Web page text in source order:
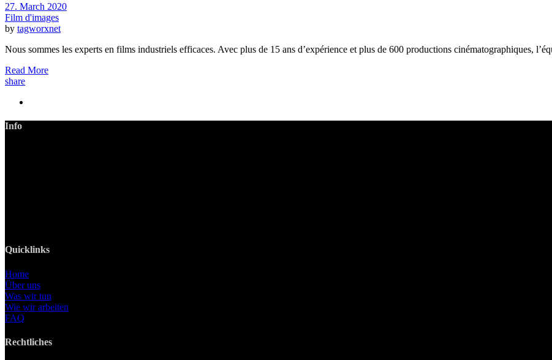
27. March 2020
Film d'images
by tagworxnet
Nous sommes les experts en films industriels efficaces. Avec plus de 15 ans d’expérience et plus de 600 productions cinématographiques,
Read More
share
Info
Quicklinks
Home
Über uns
Was wir tun
Wie wir arbeiten
FAQ
Rechtliches